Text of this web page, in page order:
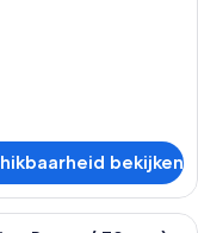
bekijken
met een televisie,